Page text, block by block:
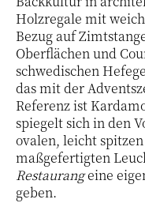
Holzregale mit
Bezug auf
Oberflächen und
schwedischen
das mit der
Referenz ist
spiegelt sich in den
ovalen, leicht
maßgefertigten
Restaurangeine
geben.